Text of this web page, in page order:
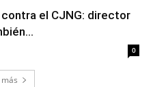
contra el CJNG: director
0